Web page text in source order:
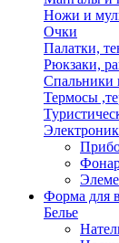
Ножи и
Очки
Палатки,
Рюкзаки,
Спальники
Термосы
Форма для
Белье